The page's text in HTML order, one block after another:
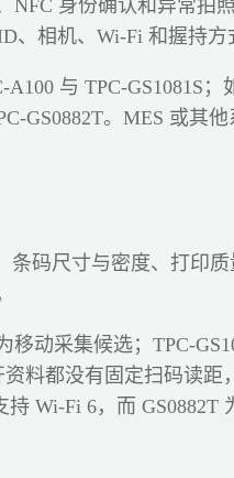
NFC 身份确认和异常拍
、相机、Wi-Fi 和握持方
与 TPC-GS1081S；
GS0882T。MES 或其
条码尺寸与密度、打印
移动采集候选；TPC-
料都没有固定扫码读距
Wi-Fi 6，而 GS0882T